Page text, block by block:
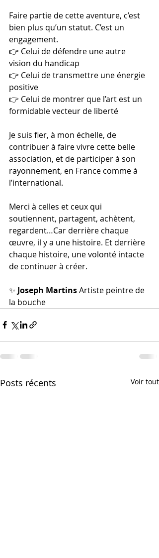
Faire partie de cette aventure, c’est
bien plus qu’un statut. C’est un
engagement.
👉 Celui de défendre une autre
vision du handicap
👉 Celui de transmettre une énergie
positive
👉 Celui de montrer que l’art est un
formidable vecteur de liberté
Je suis fier, à mon échelle, de
contribuer à faire vivre cette belle
association, et de participer à son
rayonnement, en France comme à
l’international.
Merci à celles et ceux qui
soutiennent, partagent, achètent,
regardent…Car derrière chaque
œuvre, il y a une histoire. Et derrière
chaque histoire, une volonté intacte
de continuer à créer.
✨ Joseph Martins Artiste peintre de
la bouche
Posts récents Voir tout